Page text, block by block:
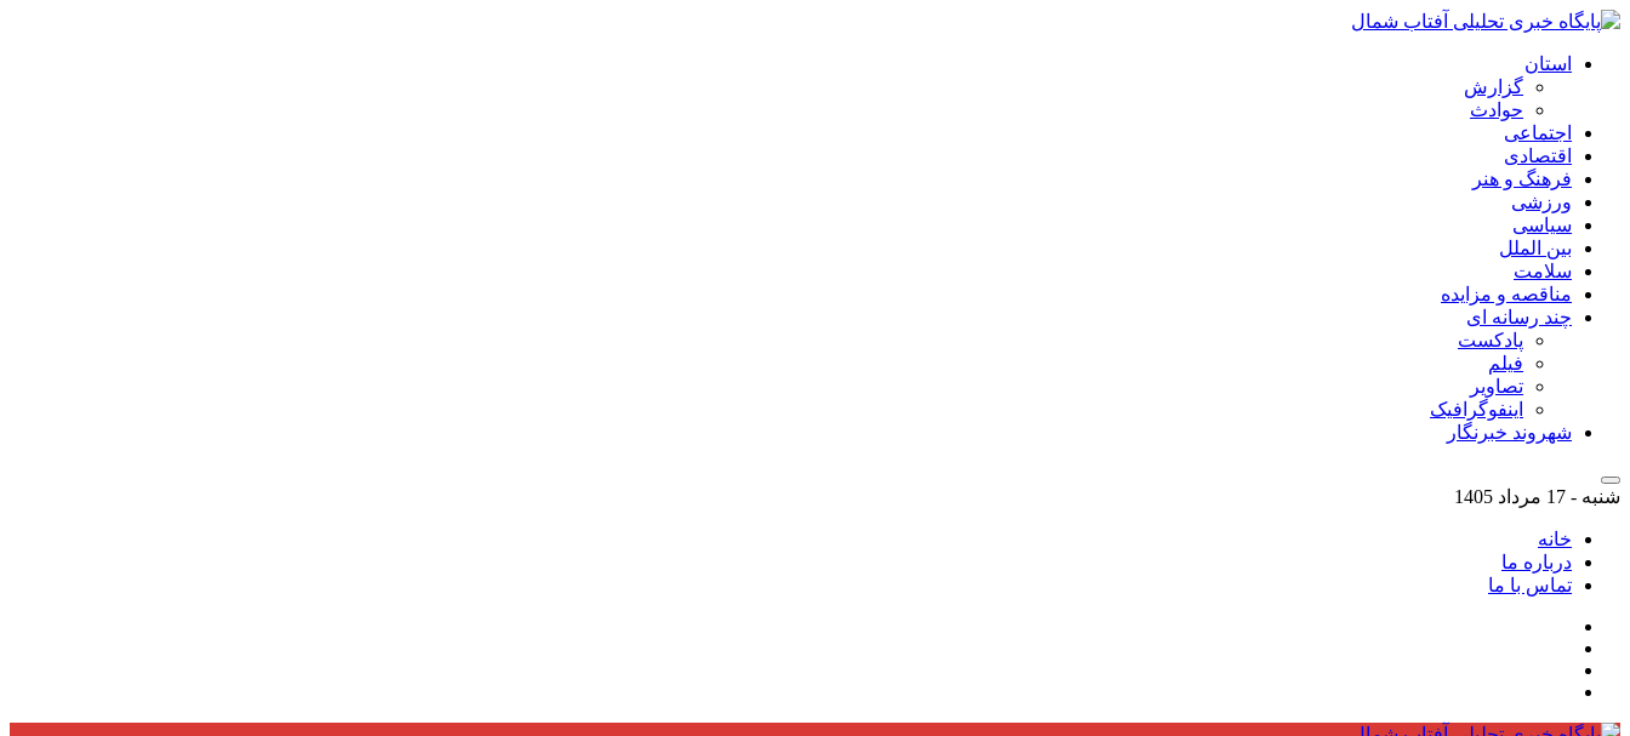
استان
گزارش
حوادث
اجتماعی
اقتصادی
فرهنگ و هنر
ورزشی
سیاسی
بین الملل
سلامت
مناقصه و مزایده
چند رسانه ای
پادکست
فیلم
تصاویر
اینفوگرافیک
شهروند خبرنگار
شنبه - 17 مرداد 1405
خانه
درباره ما
تماس با ما